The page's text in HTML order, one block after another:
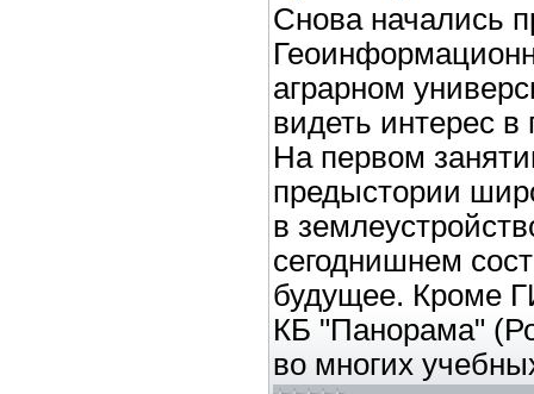
Снова начались
аграрном
видеть интерес в
На первом
предыстории
в
сегоднишнем
будущее. Кроме
КБ "Панорама"
во многих